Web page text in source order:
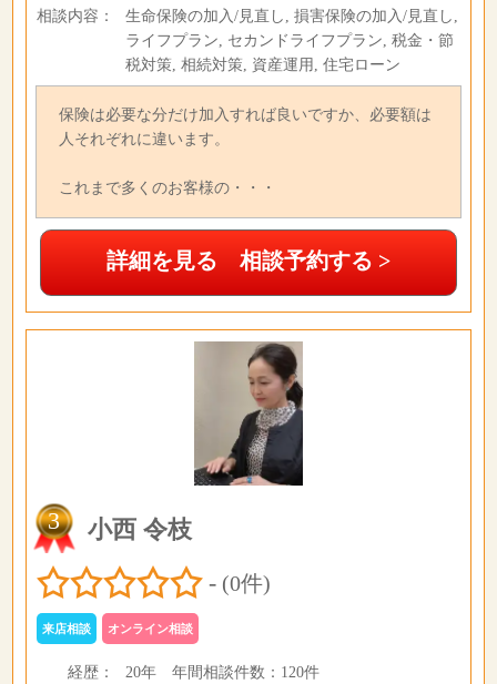
相談内容：
生命保険の加入/見直し, 損害保険の加入/見直し,
ライフプラン, セカンドライフプラン, 税金・節
税対策, 相続対策, 資産運用, 住宅ローン
保険は必要な分だけ加入すれば良いですか、必要額は
人それぞれに違います。
これまで多くのお客様の・・・
詳細を見る 相談予約する >
3
小西 令枝
- (0件)
来店相談 オンライン相談
経歴： 20年年間相談件数： 120件